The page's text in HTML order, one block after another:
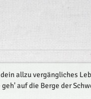
allzu vergängliches
auf die Berge der